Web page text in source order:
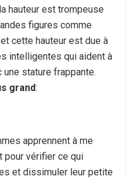
hauteur est trompeuse
figures comme
cette hauteur est due à
intelligentes qui aident à
stature frappante.
grand:
apprennent à me
pour vérifier ce qui
et dissimuler leur petite